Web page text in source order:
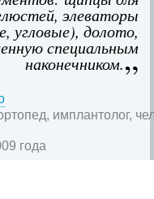
элеваторы
угловые), долото,
специальным
наконечником.
имплантолог,
года